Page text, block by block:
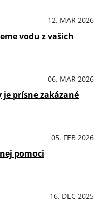
12. MAR 2026
vodu z vašich
06. MAR 2026
prísne zakázané
05. FEB 2026
pomoci
16. DEC 2025